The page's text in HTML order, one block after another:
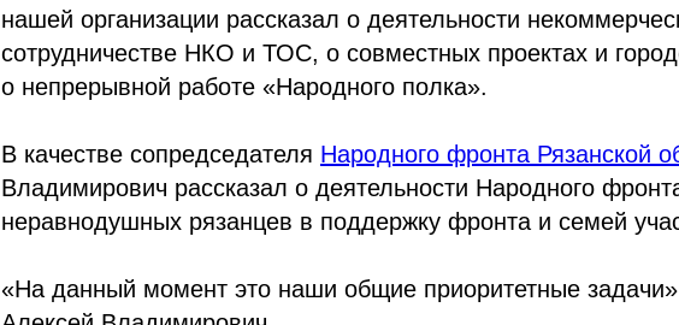
нашей организации рассказал о деятельности
сотрудничестве НКО и ТОС, о совместных проектах и
о непрерывной работе «Народного полка».
В качестве сопредседателя Народного фронта Рязанской
Владимирович рассказал о деятельности Народного
неравнодушных рязанцев в поддержку фронта и семей
«На данный момент это наши общие приоритетные